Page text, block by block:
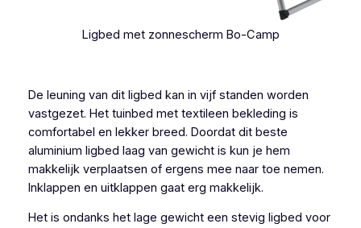
Ligbed met zonnescherm Bo-Camp
De leuning van dit ligbed kan in vijf standen worden
vastgezet. Het tuinbed met textileen bekleding is
comfortabel en lekker breed. Doordat dit beste
aluminium ligbed laag van gewicht is kun je hem
makkelijk verplaatsen of ergens mee naar toe nemen.
Inklappen en uitklappen gaat erg makkelijk.
Het is ondanks het lage gewicht een stevig ligbed voor